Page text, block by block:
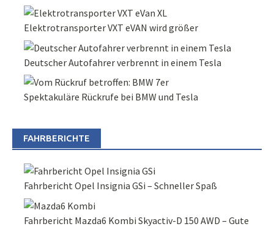
Elektrotransporter VXT eVAN wird größer
Deutscher Autofahrer verbrennt in einem Tesla
Spektakuläre Rückrufe bei BMW und Tesla
FAHRBERICHTE
Fahrbericht Opel Insignia GSi – Schneller Spaß
Fahrbericht Mazda6 Kombi Skyactiv-D 150 AWD – Gute